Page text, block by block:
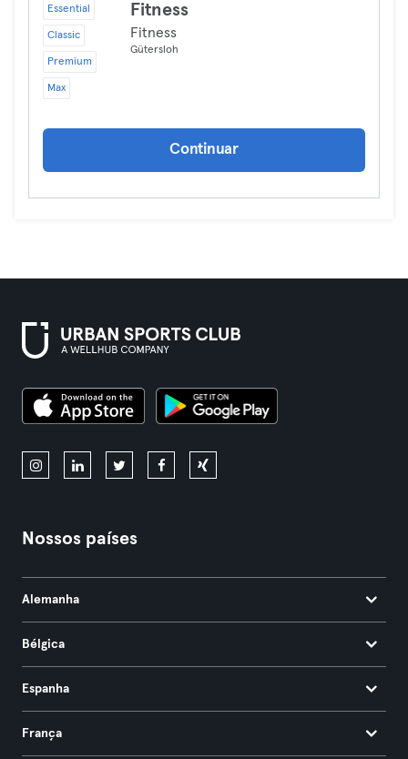
Essential
Classic
Premium
Max
Fitness
Fitness
Gütersloh
Continuar
Nossos países
Alemanha
Bélgica
Espanha
França